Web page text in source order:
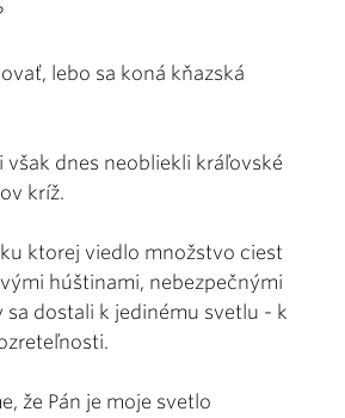
lebo sa koná kňazská
však dnes neobliekli kráľovské
kríž.
ktorej viedlo množstvo ciest
húštinami, nebezpečnými
sa dostali k jedinému svetlu - k
že Pán je moje svetlo